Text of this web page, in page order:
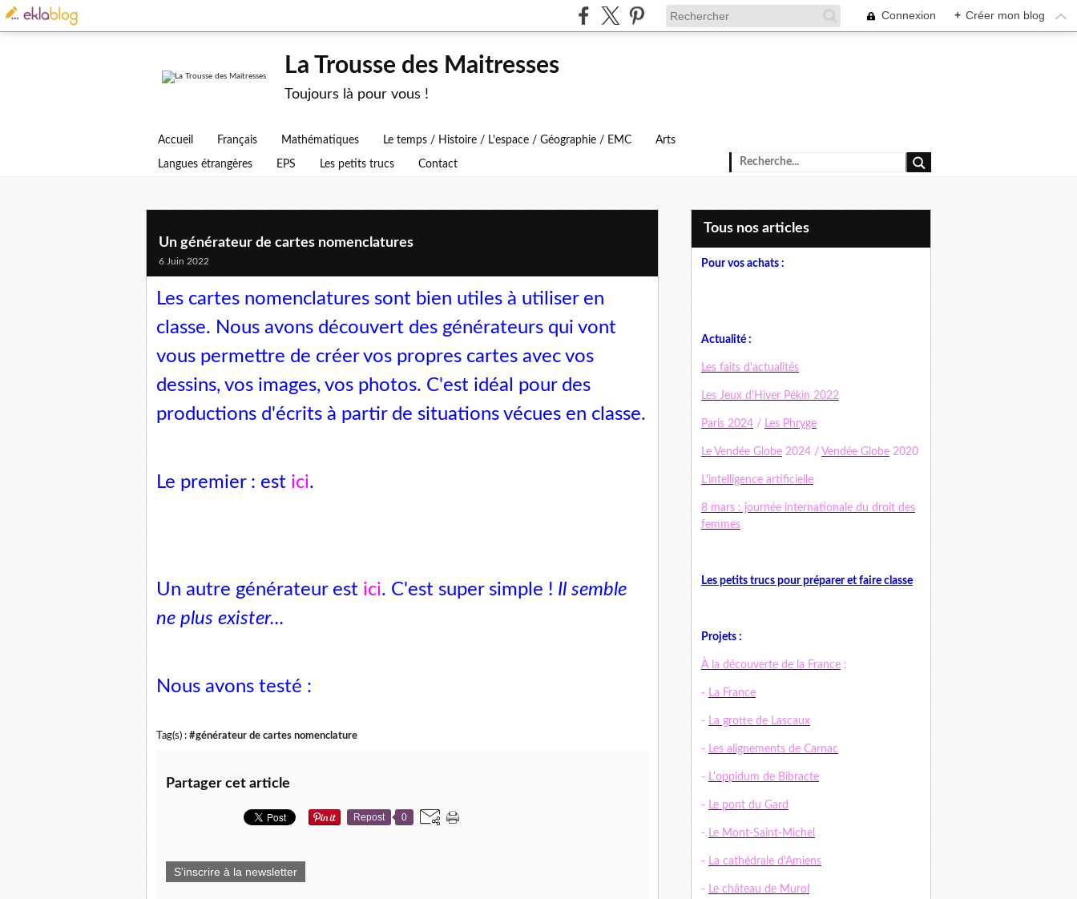
Connexion + Créer mon blog
La Trousse des Maitresses
Toujours là pour vous !
Accueil Français Mathématiques Le temps / Histoire / L'espace / Géographie / EMC Arts
Langues étrangères EPS Les petits trucs Contact
Un générateur de cartes nomenclatures
6 Juin 2022
Les cartes nomenclatures sont bien utiles à utiliser en
classe. Nous avons découvert des générateurs qui vont
vous permettre de créer vos propres cartes avec vos
dessins, vos images, vos photos. C'est idéal pour des
productions d'écrits à partir de situations vécues en classe.
Le premier : est ici.
Un autre générateur est ici. C'est super simple ! Il semble
ne plus exister...
Nous avons testé :
Tag(s) : #générateur de cartes nomenclature
Partager cet article
Repost 0
S'inscrire à la newsletter
Tous nos articles
Pour vos achats :
Actualité :
Les faits d'actualités
Les Jeux d'Hiver Pékin 2022
Paris 2024 / Les Phryge
Le Vendée Globe 2024 / Vendée Globe 2020
L'intelligence artificielle
8 mars : journée internationale du droit des
femmes
Les petits trucs pour préparer et faire classe
Projets :
À la découverte de la France :
- La France
- La grotte de Lascaux
- Les alignements de Carnac
- L'oppidum de Bibracte
- Le pont du Gard
- Le Mont-Saint-Michel
- La cathédrale d'Amiens
- Le château de Murol